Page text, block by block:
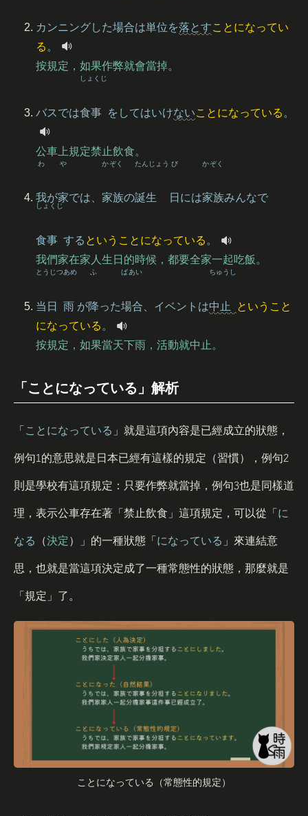
カンニングした場合は単位を落とすことになってい
る 。
按規定，如果作弊就會當掉。
バスでは食事
しょくじ
をしてはいけないことになっている 。
公車上規定禁止飲食。
我
わ
が家
や
では、 家族
かぞく
の誕生
たんじょう
日
び
には家族
かぞく
みんなで
食事
しょくじ
する ということになっている 。
我們家在家人生日的時候，都要全家一起吃飯。
当日
とうじつ
雨
あめ
が降
ふ
った場合
ばあい
、イベントは中止
ちゅうし
ということ
になっている 。
按規定，如果當天下雨，活動就中止。
「ことになっている」解析
「 ことになっている 」就是這項內容是已經成立的狀態，
例句1的意思就是日本已經有這樣的規定（習慣），例句2
則是學校有這項規定：只要作弊就當掉，例句3也是同樣道
理，表示公車存在著「禁止飲食」這項規定，可以從「 に
なる （決定）」的一種狀態「 になっている 」來連結意
思，也就是當這項決定成了一種常態性的狀態，那麼就是
「規定」了。
ことになっている（常態性的規定）